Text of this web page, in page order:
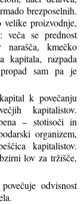
brezposelnih.
proizvodnje,
se prednost
narašča, kmečko
kapitala, razpada
sam pa je
k povečanju
kapitalistov.
– stotisoči in
organizem,
kapitalistov.
lov za tržišče,
odvisnost